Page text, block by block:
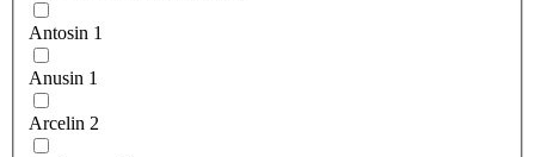
Antosin 1
Anusin 1
Arcelin 2